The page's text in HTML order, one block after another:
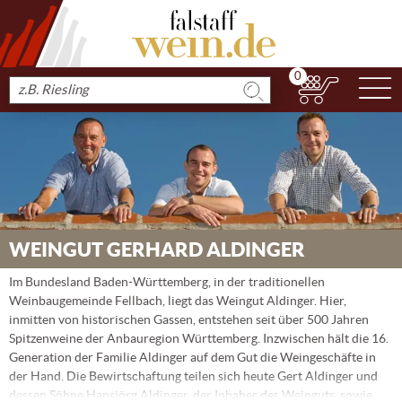
Produkt
suchen
0
WEINGUT GERHARD ALDINGER
Im Bundesland Baden-Württemberg, in der traditionellen
Weinbaugemeinde Fellbach, liegt das Weingut Aldinger. Hier,
inmitten von historischen Gassen, entstehen seit über 500 Jahren
Spitzenweine der Anbauregion Württemberg. Inzwischen hält die 16.
Generation der Familie Aldinger auf dem Gut die Weingeschäfte in
der Hand. Die Bewirtschaftung teilen sich heute Gert Aldinger und
dessen Söhne Hansjörg Aldinger, der Inhaber des Weinguts, sowie